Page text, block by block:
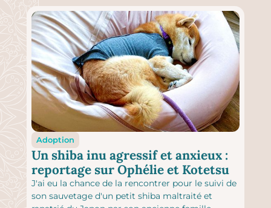
Adoption
Un shiba inu agressif et anxieux :
reportage sur Ophélie et Kotetsu
J'ai eu la chance de la rencontrer pour le suivi de
son sauvetage d'un petit shiba maltraité et